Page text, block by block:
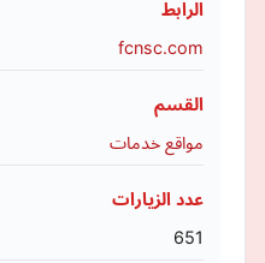
الرابط
fcnsc.com
القسم
مواقع خدمات
عدد الزيارات
651